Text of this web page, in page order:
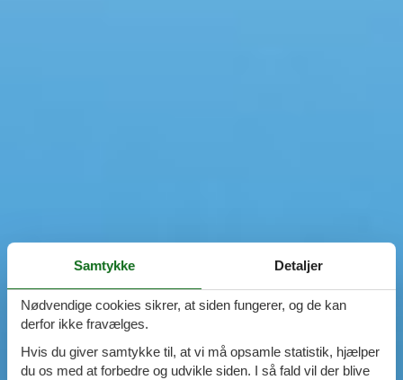
Samtykke Detaljer
Nødvendige cookies sikrer, at siden fungerer, og de kan
derfor ikke fravælges.
Hvis du giver samtykke til, at vi må opsamle statistik, hjælper
du os med at forbedre og udvikle siden. I så fald vil der blive